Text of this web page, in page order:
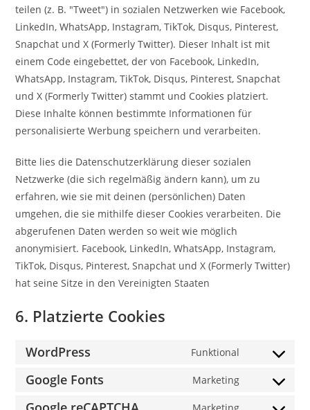
teilen (z. B. "Tweet") in sozialen Netzwerken wie Facebook,
LinkedIn, WhatsApp, Instagram, TikTok, Disqus, Pinterest,
Snapchat und X (Formerly Twitter). Dieser Inhalt ist mit
einem Code eingebettet, der von Facebook, LinkedIn,
WhatsApp, Instagram, TikTok, Disqus, Pinterest, Snapchat
und X (Formerly Twitter) stammt und Cookies platziert.
Diese Inhalte können bestimmte Informationen für
personalisierte Werbung speichern und verarbeiten.
Bitte lies die Datenschutzerklärung dieser sozialen
Netzwerke (die sich regelmäßig ändern kann), um zu
erfahren, wie sie mit deinen (persönlichen) Daten
umgehen, die sie mithilfe dieser Cookies verarbeiten. Die
abgerufenen Daten werden so weit wie möglich
anonymisiert. Facebook, LinkedIn, WhatsApp, Instagram,
TikTok, Disqus, Pinterest, Snapchat und X (Formerly Twitter)
hat seine Sitze in den Vereinigten Staaten
6. Platzierte Cookies
WordPress Funktional
Consent
Google Fonts Marketing
Consent